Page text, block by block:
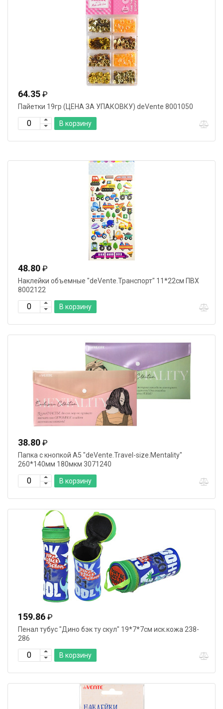
64.35 ₽
Пайетки 19гр (ЦЕНА ЗА УПАКОВКУ) deVente 8001050
В корзину
48.80 ₽
Наклейки объемные "deVente.Транспорт" 11*22см ПВХ
8002122
В корзину
38.80 ₽
Папка с кнопкой А5 "deVente.Travel-size.Mentality"
260*140мм 180мкм 3071240
В корзину
159.86 ₽
Пенал тубус "Дино бэк ту скул" 19*7*7см иск.кожа 238-
286
В корзину